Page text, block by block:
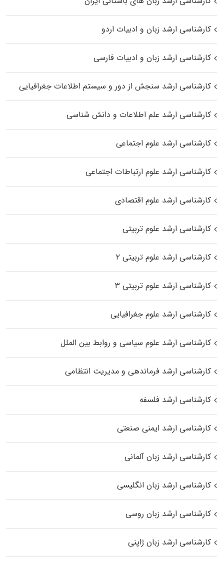
کارشناسی ارشد زبان و ادبیات اردو
کارشناسی ارشد زبان و ادبیات فارسی
کارشناسی ارشد سنجش از دور و سیستم اطلاعات جغرافیایی
کارشناسی ارشد علم اطلاعات و دانش شناسی
کارشناسی ارشد علوم اجتماعی
کارشناسی ارشد علوم ارتباطات اجتماعی
کارشناسی ارشد علوم اقتصادی
کارشناسی ارشد علوم تربیتی
کارشناسی ارشد علوم تربیتی ۲
کارشناسی ارشد علوم تربیتی ۳
کارشناسی ارشد علوم جغرافیایی
کارشناسی ارشد علوم سیاسی و روابط بین الملل
کارشناسی ارشد فرماندهی و مدیریت انتظامی
کارشناسی ارشد فلسفه
کارشناسی ارشد ایمنی صنعتی
کارشناسی ارشد زبان آلمانی
کارشناسی ارشد زبان انگلیسی
کارشناسی ارشد زبان روسی
کارشناسی ارشد زبان ژاپنی